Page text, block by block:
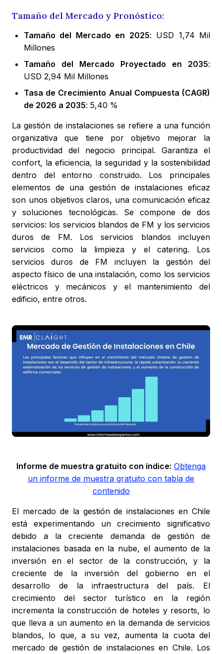
Tamaño del Mercado y Pronóstico:
Tamaño del Mercado en 2025: USD 1,74 Mil
Millones
Tamaño del Mercado Proyectado en 2035:
USD 2,94 Mil Millones
Tasa de Crecimiento Anual Compuesta (CAGR)
de 2026 a 2035: 5,40 %
La gestión de instalaciones se refiere a una función
organizativa que tiene por objetivo mejorar la
productividad del negocio principal. Garantiza el
confort, la eficiencia, la seguridad y la sostenibilidad
dentro del entorno construido. Los principales
elementos de una gestión de instalaciones eficaz
son unos objetivos claros, una comunicación eficaz
y soluciones tecnológicas. Se compone de dos
servicios: los servicios blandos de FM y los servicios
duros de FM. Los servicios blandos incluyen
servicios como la limpieza y el catering. Los
servicios duros de FM incluyen la gestión del
aspecto físico de una instalación, como los servicios
eléctricos y mecánicos y el mantenimiento del
edificio, entre otros.
Informe de muestra gratuito con índice: Obtenga
un informe de muestra gratuito con tabla de
contenido
El mercado de la gestión de instalaciones en Chile
está experimentando un crecimiento significativo
debido a la creciente demanda de gestión de
instalaciones basada en la nube, el aumento de la
inversión en el sector de la construcción, y la
creciente de la inversión del gobierno en el
desarrollo de la infraestructura del país. El
crecimiento del sector turístico en la región
incrementa la construcción de hoteles y resorts, lo
que lleva a un aumento en la demanda de servicios
blandos, lo que, a su vez, aumenta la cuota del
mercado de gestión de instalaciones en Chile. Los